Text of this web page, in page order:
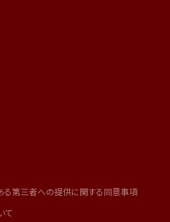
第三者への提供に関する同意事項
て